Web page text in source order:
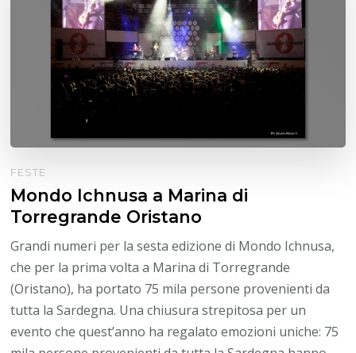
FESTE
Mondo Ichnusa a Marina di
Torregrande Oristano
Grandi numeri per la sesta edizione di Mondo Ichnusa,
che per la prima volta a Marina di Torregrande
(Oristano), ha portato 75 mila persone provenienti da
tutta la Sardegna. Una chiusura strepitosa per un
evento che quest’anno ha regalato emozioni uniche: 75